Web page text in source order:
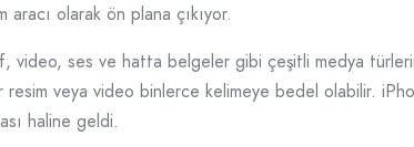
olarak ön plana çıkıyor.
video, ses ve hatta belgeler gibi çeşitli medya
veya video binlerce kelimeye bedel olabilir.
haline geldi.